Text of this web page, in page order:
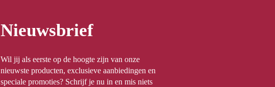
Nieuwsbrief
Wil jij als eerste op de hoogte zijn van onze
nieuwste producten, exclusieve aanbiedingen en
speciale promoties? Schrijf je nu in en mis niets